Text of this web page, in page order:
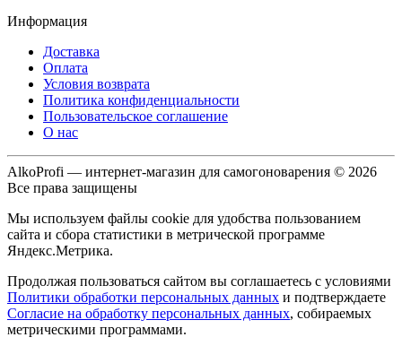
Информация
Доставка
Оплата
Условия возврата
Политика конфиденциальности
Пользовательское соглашение
О нас
AlkoProfi — интернет-магазин для самогоноварения © 2026
Все права защищены
Мы используем файлы cookie для удобства пользованием
сайта и сбора статистики в метрической программе
Яндекс.Метрика.
Продолжая пользоваться сайтом вы соглашаетесь с условиями
Политики обработки персональных данных и подтверждаете
Согласие на обработку персональных данных, собираемых
метрическими программами.